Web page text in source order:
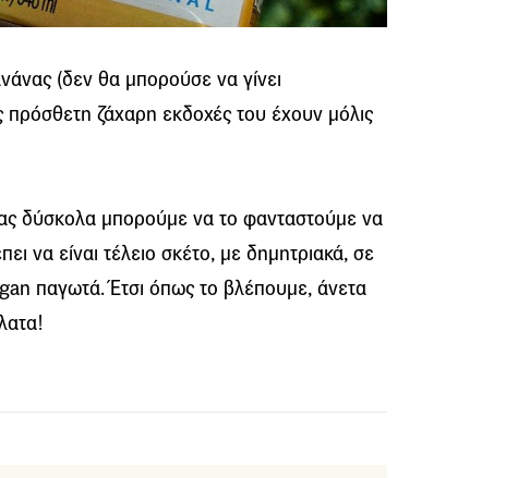
(δεν θα μπορούσε να γίνει
πρόσθετη ζάχαρη εκδοχές του έχουν μόλις
δύσκολα μπορούμε να το φανταστούμε να
να είναι τέλειο σκέτο, με δημητριακά, σε
παγωτά. Έτσι όπως το βλέπουμε, άνετα